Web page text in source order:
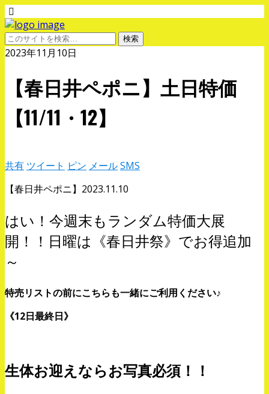
2023年11月10日
【春日井ペポニ】土日特価
【11/11・12】
共有 ツイート ピン メールSMS
【春日井ペポニ】2023.11.10
はい！今週末もランダム特価大展
開！！日曜は《春日井祭》でお得追加
～
特売リストの前にこちらも一緒にご利用ください♪
《12日最終日》
生体お迎えならお写真必須！！